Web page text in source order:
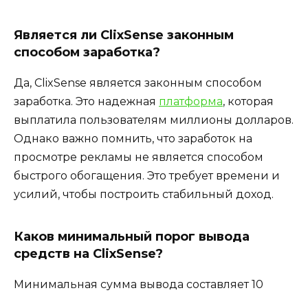
Является ли ClixSense законным
способом заработка?
Да, ClixSense является законным способом
заработка. Это надежная платформа, которая
выплатила пользователям миллионы долларов.
Однако важно помнить, что заработок на
просмотре рекламы не является способом
быстрого обогащения. Это требует времени и
усилий, чтобы построить стабильный доход.
Каков минимальный порог вывода
средств на ClixSense?
Минимальная сумма вывода составляет 10